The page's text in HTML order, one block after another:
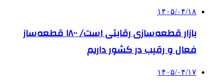
۱۴۰۵/۰۴/۱۸
بازار قطعه‌سازی رقابتی است/ ۱۸۰۰ قطعه‌ساز
فعال و رقیب در کشور داریم
۱۴۰۵/۰۴/۱۷